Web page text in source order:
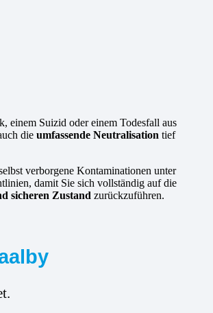
einem Suizid oder einem Todesfall aus
die umfassende Neutralisation tief
verborgene Kontaminationen unter
damit Sie sich vollständig auf die
sicheren Zustand zurückzuführen.